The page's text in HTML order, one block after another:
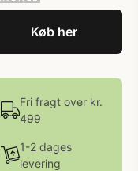
Køb her
Fri fragt over kr.
499
1-2 dages
levering